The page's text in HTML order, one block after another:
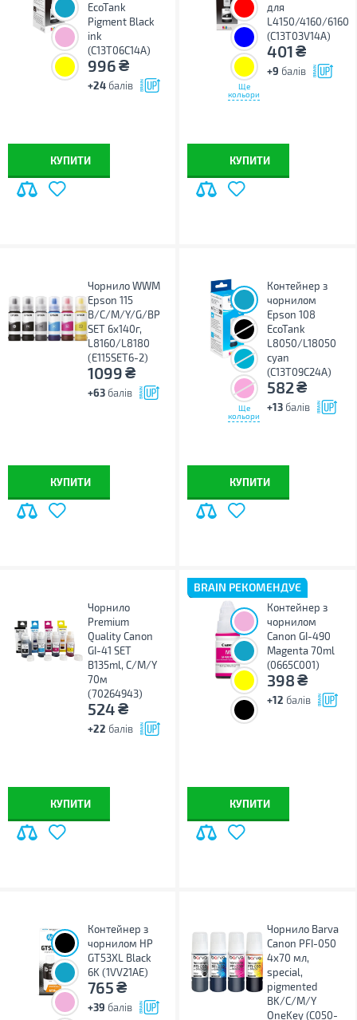
EcoTank
Pigment Black
ink
(C13T06C14A)
996₴
+24 балів
КУПИТИ
Ще
кольори
для
L4150/4160/6160
(C13T03V14A)
401₴
+9 балів
КУПИТИ
Чорнило WWM
Epson 115
B/C/M/Y/G/BP
SET 6х140г,
L8160/L8180
(E115SET6-2)
1099₴
+63 балів
КУПИТИ
Ще
кольори
Контейнер з
чорнилом
Epson 108
EcoTank
L8050/L18050
cyan
(C13T09C24A)
582₴
+13 балів
КУПИТИ
Чорнило
Premium
Quality Canon
GI-41 SET
B135ml, C/M/Y
70м
(70264943)
524₴
+22 балів
КУПИТИ
BRAIN РЕКОМЕНДУЄ
Контейнер з
чорнилом
Canon GI-490
Magenta 70ml
(0665C001)
398₴
+12 балів
КУПИТИ
Контейнер з
чорнилом HP
GT53XL Black
6K (1VV21AE)
765₴
+39 балів
Чорнило Barva
Canon PFI-050
4x70 мл,
special,
pigmented
BK/C/M/Y
OneKey (C050-